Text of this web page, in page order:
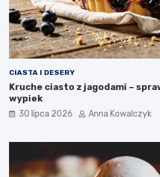
CIASTA I DESERY
Kruche ciasto z jagodami –
wypiek
30 lipca 2026 Anna Kowalczyk